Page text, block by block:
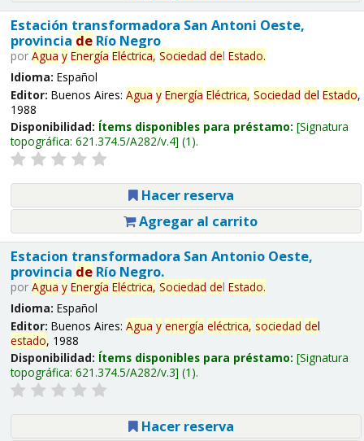
Estación transformadora San Antoni Oeste,
provincia deRío Negro
por Agua y Energía Eléctrica, Sociedad del Estado.
Idioma: Español
Editor: Buenos Aires: Agua y Energía Eléctrica, Sociedad del Estado,
1988
Disponibilidad: Ítems disponibles para préstamo: Signatura
topográfica: 621.374.5/A282/v.4 (1).
Hacer reserva
Agregar al carrito
Estacion transformadora San Antonio Oeste,
provincia deRío Negro.
por Agua y Energía Eléctrica, Sociedad del Estado.
Idioma: Español
Editor: Buenos Aires: Agua y energía eléctrica, sociedad del
estado, 1988
Disponibilidad: Ítems disponibles para préstamo: Signatura
topográfica: 621.374.5/A282/v.3 (1).
Hacer reserva